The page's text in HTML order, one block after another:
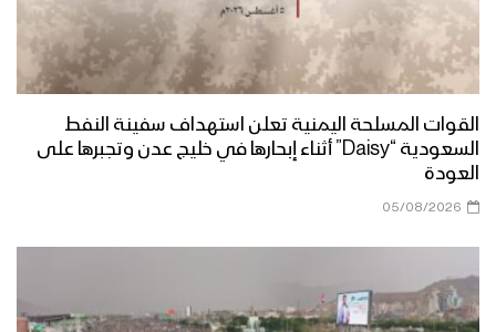
مأرب – رسائل المجاهدين المرابطين في
جبهة رغوان ومدغل بذكرى عاشوراء –
1445هـ
زامل فاجعة كربلاء | عيسى الليث 1445هـ
القوات المسلحة اليمنية تعلن استهداف سفينة النفط
السعودية “Daisy” أثناء إبحارها في خليج عدن وتجبرها على
العودة
05/08/2026